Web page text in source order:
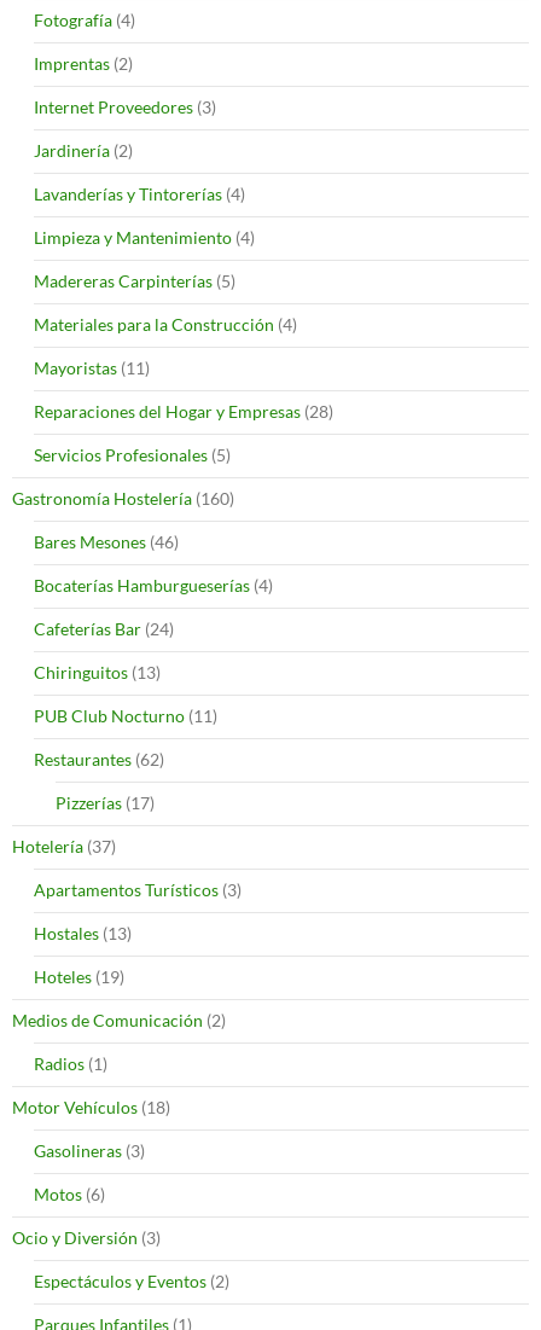
Fotografía (4)
Imprentas (2)
Internet Proveedores (3)
Jardinería (2)
Lavanderías y Tintorerías (4)
Limpieza y Mantenimiento (4)
Madereras Carpinterías (5)
Materiales para la Construcción (4)
Mayoristas (11)
Reparaciones del Hogar y Empresas (28)
Servicios Profesionales (5)
Gastronomía Hostelería (160)
Bares Mesones (46)
Bocaterías Hamburgueserías (4)
Cafeterías Bar (24)
Chiringuitos (13)
PUB Club Nocturno (11)
Restaurantes (62)
Pizzerías (17)
Hotelería (37)
Apartamentos Turísticos (3)
Hostales (13)
Hoteles (19)
Medios de Comunicación (2)
Radios (1)
Motor Vehículos (18)
Gasolineras (3)
Motos (6)
Ocio y Diversión (3)
Espectáculos y Eventos (2)
Parques Infantiles (1)